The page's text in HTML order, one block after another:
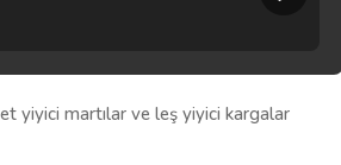
yiyici martılar ve leş yiyici kargalar